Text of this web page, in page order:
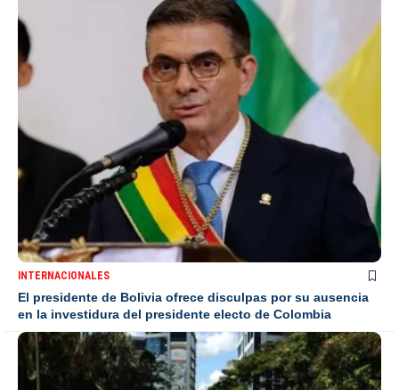
INTERNACIONALES
El presidente de Bolivia ofrece disculpas por su ausencia
en la investidura del presidente electo de Colombia